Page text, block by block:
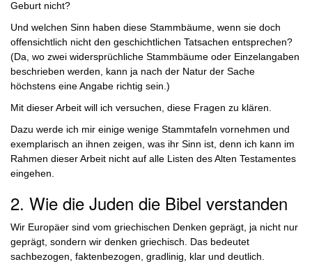
Geburt nicht?
Und welchen Sinn haben diese Stammbäume, wenn sie doch
offensichtlich nicht den geschichtlichen Tatsachen entsprechen?
(Da, wo zwei widersprüchliche Stammbäume oder Einzelangaben
beschrieben werden, kann ja nach der Natur der Sache
höchstens eine Angabe richtig sein.)
Mit dieser Arbeit will ich versuchen, diese Fragen zu klären.
Dazu werde ich mir einige wenige Stammtafeln vornehmen und
exemplarisch an ihnen zeigen, was ihr Sinn ist, denn ich kann im
Rahmen dieser Arbeit nicht auf alle Listen des Alten Testamentes
eingehen.
2. Wie die Juden die Bibel verstanden
Wir Europäer sind vom griechischen Denken geprägt, ja nicht nur
geprägt, sondern wir denken griechisch. Das bedeutet
sachbezogen, faktenbezogen, gradlinig, klar und deutlich.